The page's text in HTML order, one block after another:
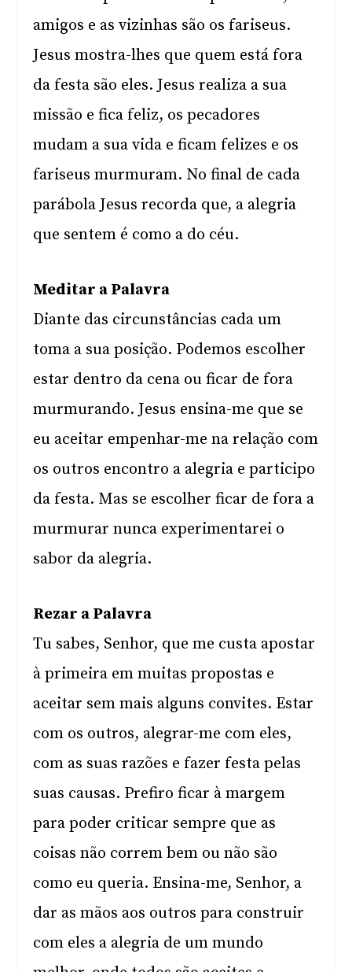
amigos e as vizinhas são os fariseus.
Jesus mostra-lhes que quem está fora
da festa são eles. Jesus realiza a sua
missão e fica feliz, os pecadores
mudam a sua vida e ficam felizes e os
fariseus murmuram. No final de cada
parábola Jesus recorda que, a alegria
que sentem é como a do céu.
Meditar a Palavra
Diante das circunstâncias cada um
toma a sua posição. Podemos escolher
estar dentro da cena ou ficar de fora
murmurando. Jesus ensina-me que se
eu aceitar empenhar-me na relação com
os outros encontro a alegria e participo
da festa. Mas se escolher ficar de fora a
murmurar nunca experimentarei o
sabor da alegria.
Rezar a Palavra
Tu sabes, Senhor, que me custa apostar
à primeira em muitas propostas e
aceitar sem mais alguns convites. Estar
com os outros, alegrar-me com eles,
com as suas razões e fazer festa pelas
suas causas. Prefiro ficar à margem
para poder criticar sempre que as
coisas não correm bem ou não são
como eu queria. Ensina-me, Senhor, a
dar as mãos aos outros para construir
com eles a alegria de um mundo